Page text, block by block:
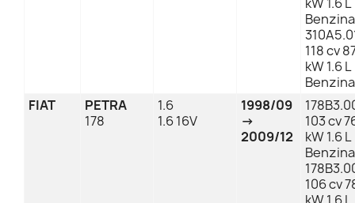
Benzina
118 cv
kW 1.6 L
Benzina
FIAT
PETRA
178
1.6
1.6 16V
1998/09
→
2009/12
103 cv
kW 1.6 L
Benzina
106 cv